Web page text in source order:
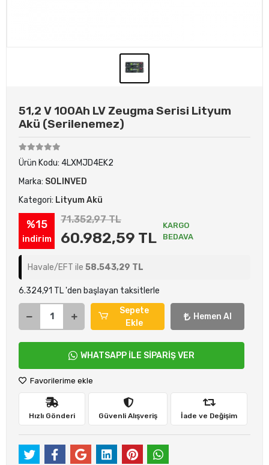
51,2 V 100Ah LV Zeugma Serisi Lityum
Akü (Serilenemez)
Ürün Kodu: 4LXMJD4EK2
Marka: SOLINVED
Kategori: Lityum Akü
%15
indirim
71.352,97 TL
60.982,59 TL
KARGO
BEDAVA
Havale/EFT ile 58.543,29 TL
6.324,91 TL 'den başlayan taksitlerle
Sepete
Ekle
Hemen Al
WHATSAPP İLE SİPARİŞ VER
Favorilerime ekle
Hızlı Gönderi Güvenli Alışveriş İade ve Değişim